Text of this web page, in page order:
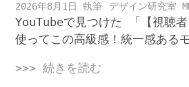
2026年8月1日 デザイン研究室
YouTubeで見つけた 「【視聴
使ってこの高級感！統一感ある
>>> 続きを読む